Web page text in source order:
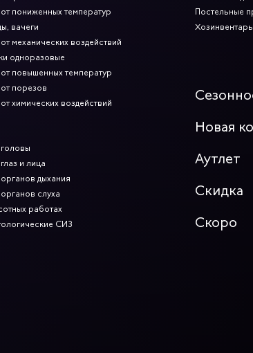
пониженных температур
вачеги
механических воздействий
одноразовые
повышенных температур
порезов
химических воздействий
и лица
дыхания
слуха
работах
СИЗ
Постельные
Новая
Аутлет
Скидка
Скоро